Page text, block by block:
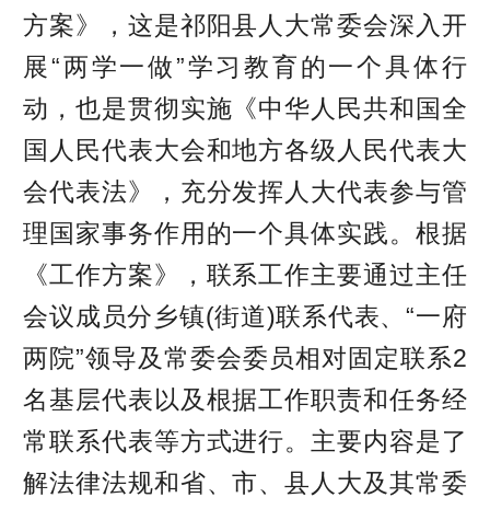
方案》，这是祁阳县人大常委会深入开
展“两学一做”学习教育的一个具体行
动，也是贯彻实施《中华人民共和国全
国人民代表大会和地方各级人民代表大
会代表法》，充分发挥人大代表参与管
理国家事务作用的一个具体实践。根据
《工作方案》，联系工作主要通过主任
会议成员分乡镇(街道)联系代表、“一府
两院”领导及常委会委员相对固定联系2
名基层代表以及根据工作职责和任务经
常联系代表等方式进行。主要内容是了
解法律法规和省、市、县人大及其常委